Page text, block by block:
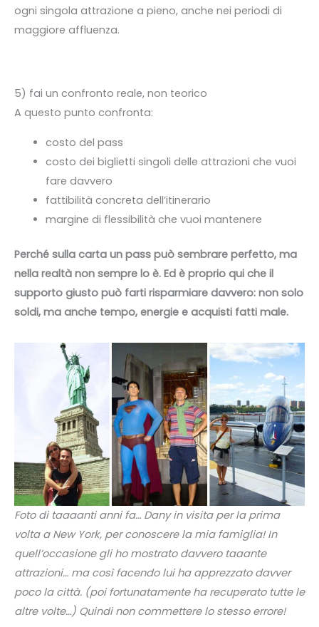
ogni singola attrazione a pieno, anche nei periodi di
maggiore affluenza.
5) fai un confronto reale, non teorico
A questo punto confronta:
costo del pass
costo dei biglietti singoli delle attrazioni che vuoi
fare davvero
fattibilità concreta dell’itinerario
margine di flessibilità che vuoi mantenere
Perché sulla carta un pass può sembrare perfetto, ma
nella realtà non sempre lo è. Ed è proprio qui che il
supporto giusto può farti risparmiare davvero: non solo
soldi, ma anche tempo, energie e acquisti fatti male.
Foto di taaaanti anni fa… Dany in visita per la prima
volta a New York, per conoscere la mia famiglia! In
quell’occasione gli ho mostrato davvero taaante
attrazioni… ma così facendo lui ha apprezzato davver
poco la città. (poi fortunatamente ha recuperato tutte le
altre volte…) Quindi non commettere lo stesso errore!